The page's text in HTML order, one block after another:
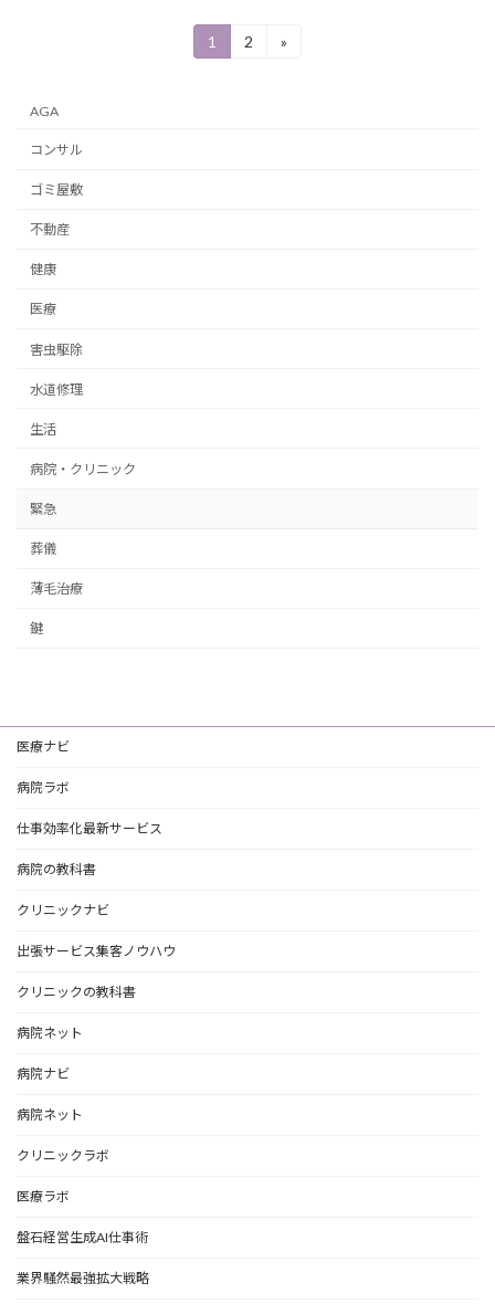
の
ペ
ー
ジ
送
り
固
定
1
固
2 »
AGA
コンサル
ゴミ屋敷
不動産
健康
医療
害虫駆除
水道修理
生活
病院・クリニック
緊急
葬儀
薄毛治療
鍵
医療ナビ
病院ラボ
仕事効率化最新サービス
病院の教科書
クリニックナビ
出張サービス集客ノウハウ
クリニックの教科書
病院ネット
病院ナビ
病院ネット
クリニックラボ
医療ラボ
盤石経営生成AI仕事術
業界騒然最強拡大戦略